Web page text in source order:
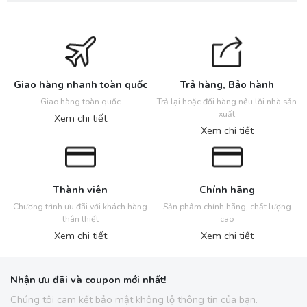
Giao hàng nhanh toàn quốc
Giao hàng toàn quốc
Xem chi tiết
Trả hàng, Bảo hành
Trả lại hoặc đổi hàng nếu lỗi nhà sản
xuất
Xem chi tiết
Thành viên
Chương trình ưu đãi với khách hàng
thân thiết
Xem chi tiết
Chính hãng
Sản phẩm chính hãng, chất lượng
cao
Xem chi tiết
Nhận ưu đãi và coupon mới nhất!
Chúng tôi cam kết bảo mật không lộ thông tin của bạn.